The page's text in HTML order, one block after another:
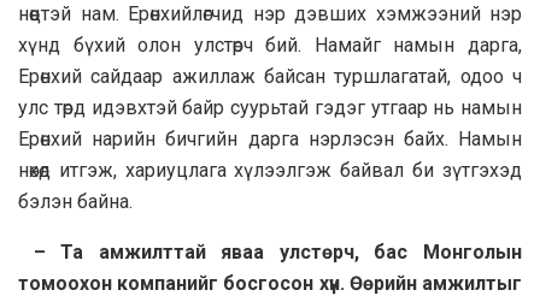
нөөцтэй нам. Ерөнхийлөгчид нэр дэвших хэмжээний нэр
хүнд бүхий олон улстөрч бий. Намайг намын дарга,
Ерөнхий сайдаар ажиллаж байсан туршлагатай, одоо ч
улс төрд идэвхтэй байр суурьтай гэдэг утгаар нь намын
Ерөнхий нарийн бичгийн дарга нэрлэсэн байх. Намын
нөхөд итгэж, хариуцлага хүлээлгэж байвал би зүтгэхэд
бэлэн байна.
– Та амжилттай яваа улстөрч, бас Монголын
томоохон компанийг босгосон хүн. Өөрийн амжилтыг